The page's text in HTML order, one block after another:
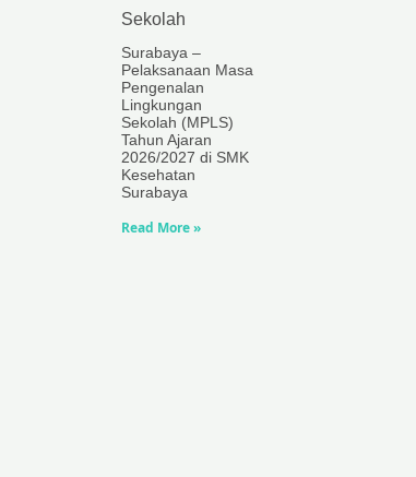
Sekolah
Surabaya –
Pelaksanaan Masa
Pengenalan
Lingkungan
Sekolah (MPLS)
Tahun Ajaran
2026/2027 di SMK
Kesehatan
Surabaya
Read More »